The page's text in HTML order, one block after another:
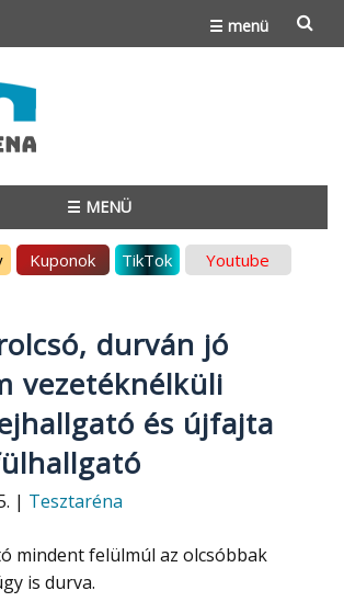
☰ menü
☰ MENÜ
Kuponok TikTok Youtube
durván jó
vezetéknélküli
és újfajta
| Tesztaréna
mindent felülmúl az olcsóbbak
is durva.